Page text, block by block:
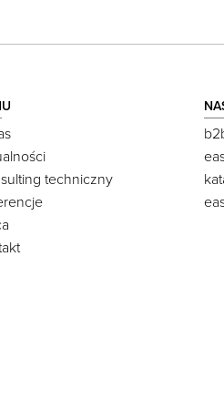
techniczny